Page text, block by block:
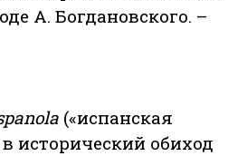
А. Богдановского. –
(«испанская
исторический обиход